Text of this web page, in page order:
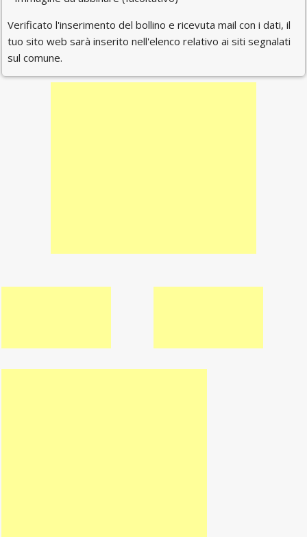
Verificato l'inserimento del bollino e ricevuta mail con i dati, il
tuo sito web sarà inserito nell'elenco relativo ai siti segnalati
sul comune.